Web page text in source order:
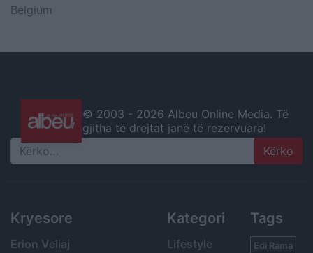
Belgium
© 2003 - 2026 Albeu Online Media. Të
gjitha të drejtat janë të rezervuara!
Search
Kryesore
Erion Veliaj
Kategori
Lifestyle
Tags
Edi Rama